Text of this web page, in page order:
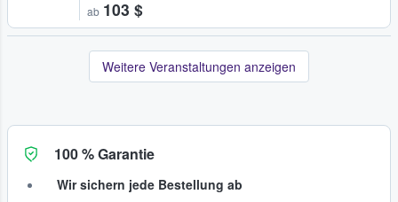
ab 103 $
Weitere Veranstaltungen anzeigen
100 % Garantie
Wir sichern jede Bestellung ab